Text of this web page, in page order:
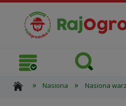
» Nasiona » Nasiona